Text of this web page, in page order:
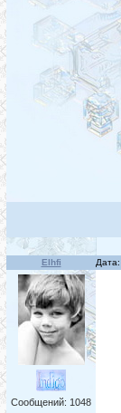
Elhfi
Сообщений: 1048